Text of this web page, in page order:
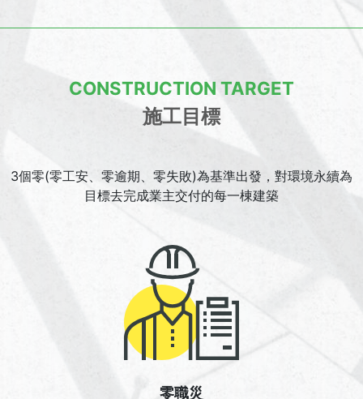
CONSTRUCTION TARGET
施工目標
3個零(零工安、零逾期、零失敗)為基準出發，對環境永續為
目標去完成業主交付的每一棟建築
零職災